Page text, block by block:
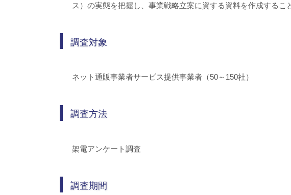
ス）の実態を把握し、事業戦略立案に資する資料を作成するこ
調査対象
ネット通販事業者サービス提供事業者（50～150社）
調査方法
架電アンケート調査
調査期間